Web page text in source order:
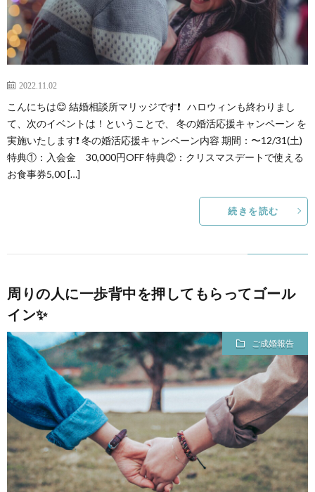
2022.11.02
こんにちは😊 結婚相談所マリッジです❗ ハロウィンも終わりまし
て、次のイベントは！ということで、 冬の婚活応援キャンペーン を
実施いたします❗ 冬の婚活応援キャンペーン内容 期間：〜12/31(土)
特典①：入会金 30,000円OFF 特典②：クリスマスデートで使える
お食事券5,00 […]
続きを読む
周りの人に一歩背中を押してもらってゴール
イン✨
ご成婚報告